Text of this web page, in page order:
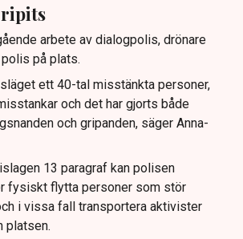
arbete av dialogpolis, drönare
på plats.
ett 40-tal misstänkta personer,
och det har gjorts både
och gripanden, säger Anna-
13 paragraf kan polisen
fysiskt flytta personer som stör
i vissa fall transportera aktivister
platsen.